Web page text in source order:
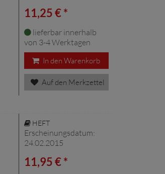
11,25 € *
lieferbar innerhalb
von 3-4 Werktagen
In den Warenkorb
Auf den Merkzettel
HEFT
Erscheinungsdatum:
24.02.2015
11,95 € *